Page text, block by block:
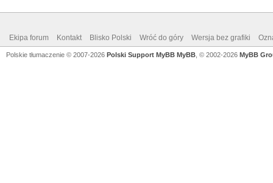
Ekipa forum Kontakt Blisko Polski Wróć do góry Wersja bez grafiki
Polskie tłumaczenie © 2007-2026 Polski Support MyBB MyBB , © 2002-2026 MyBB